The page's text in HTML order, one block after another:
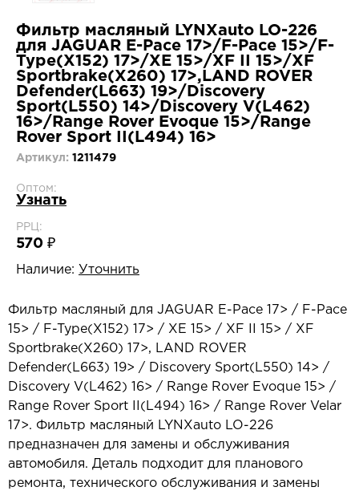
Фильтр масляный LYNXauto LO-226
для JAGUAR E-Pace 17>/F-Pace 15>/F-
Type(X152) 17>/XE 15>/XF II 15>/XF
Sportbrake(X260) 17>,LAND ROVER
Defender(L663) 19>/Discovery
Sport(L550) 14>/Discovery V(L462)
16>/Range Rover Evoque 15>/Range
Rover Sport II(L494) 16>
Артикул: 1211479
Оптом:
Узнать
РРЦ:
570 ₽
Наличие: Уточнить
Фильтр масляный для JAGUAR E-Pace 17> / F-Pace
15> / F-Type(X152) 17> / XE 15> / XF II 15> / XF
Sportbrake(X260) 17>, LAND ROVER
Defender(L663) 19> / Discovery Sport(L550) 14> /
Discovery V(L462) 16> / Range Rover Evoque 15> /
Range Rover Sport II(L494) 16> / Range Rover Velar
17>. Фильтр масляный LYNXauto LO-226
предназначен для замены и обслуживания
автомобиля. Деталь подходит для планового
ремонта, технического обслуживания и замены